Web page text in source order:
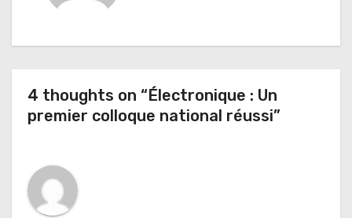
n
d
4 thoughts on “Électronique : Un
premier colloque national réussi”